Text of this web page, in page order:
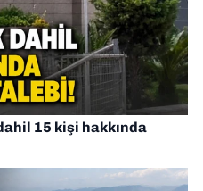
15 kişi hakkında